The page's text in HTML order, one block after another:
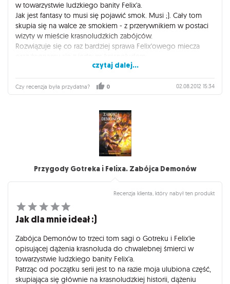
w towarzystwie ludzkiego banity Felix'a.
Jak jest fantasy to musi się pojawić smok. Musi ;). Cały tom
skupia się na walce ze smokiem - z przerywnikiem w postaci
wizyty w mieście krasnoludzkich zabójców.
Rozwiązuje się co raz bardziej sprawa Felix'owego miecza
Finałowa walka jednak trochę rozczarowuje, aż prosiło się
pomęczyć bohaterów dłużej.
czytaj dalej...
Czy recenzja była przydatna? 0 02.08.2012 15:34
Przygody Gotreka i Felixa. Zabójca Demonów
Recenzja klienta, który nabył ten produkt
Jak dla mnie ideał :)
Zabójca Demonów to trzeci tom sagi o Gotreku i Felix'ie
opisującej dążenia krasnoluda do chwalebnej śmierci w
towarzystwie ludzkiego banity Felix'a.
Patrząc od początku serii jest to na razie moja ulubiona część,
skupiająca się głównie na krasnoludzkiej historii, dążeniu